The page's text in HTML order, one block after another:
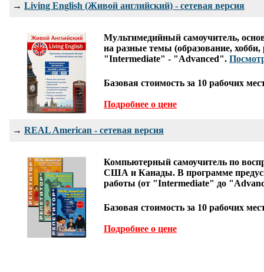
→ Living English (Живой английский) - сетевая версия
Мультимедийный самоучитель,
на разные темы (образование,
"Intermediate" - "Advanced".
Базовая стоимость за 10 рабочих
Подробнее о цене
→ REAL American - сетевая версия
Компьютерный самоучитель по
США и Канады. В программе
работы (от "Intermediate" до
Базовая стоимость за 10 рабочих
Подробнее о цене